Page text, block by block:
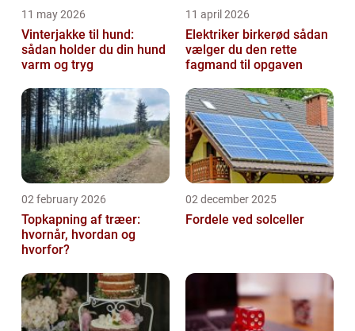
11 may 2026
Vinterjakke til hund:
sådan holder du din hund
varm og tryg
11 april 2026
Elektriker birkerød sådan
vælger du den rette
fagmand til opgaven
02 february 2026
Topkapning af træer:
hvornår, hvordan og
hvorfor?
02 december 2025
Fordele ved solceller